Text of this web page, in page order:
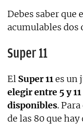
Debes saber que
acumulables dos
Super 11
El Super 11es un
elegir entre 5 y
disponibles.
de las 80 que